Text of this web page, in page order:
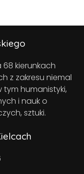
kierunkach
z zakresu niemal
tym humanistyki,
i nauk o
sztuki.